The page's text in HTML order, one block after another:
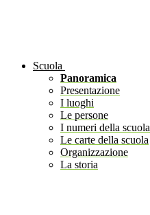
Scuola
Panoramica
Presentazione
I luoghi
Le persone
I numeri della scuola
Le carte della scuola
Organizzazione
La storia